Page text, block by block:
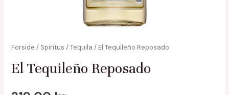
Forside / Spiritus /Tequila / El Tequileño Reposado
El Tequileño Reposado